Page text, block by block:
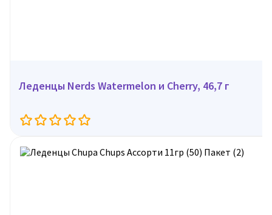
Леденцы Nerds Watermelon и Cherry, 46,7 г